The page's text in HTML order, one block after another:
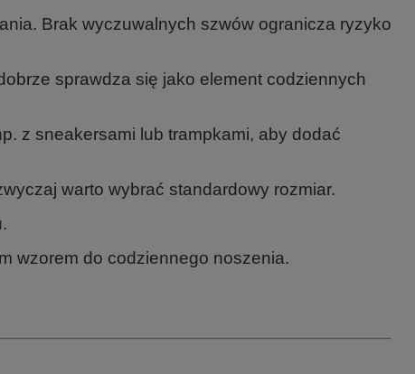
Brak wyczuwalnych szwów ogranicza ryzyko
sprawdza się jako element codziennych
z sneakersami lub trampkami, aby dodać
warto wybrać standardowy rozmiar.
wzorem do codziennego noszenia.